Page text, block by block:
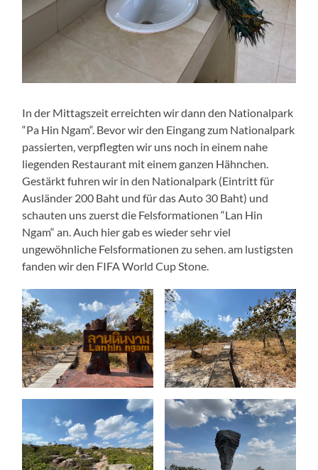
In der Mittagszeit erreichten wir dann den Nationalpark
“Pa Hin Ngam“. Bevor wir den Eingang zum Nationalpark
passierten, verpflegten wir uns noch in einem nahe
liegenden Restaurant mit einem ganzen Hähnchen.
Gestärkt fuhren wir in den Nationalpark (Eintritt für
Ausländer 200 Baht und für das Auto 30 Baht) und
schauten uns zuerst die Felsformationen “Lan Hin
Ngam“ an. Auch hier gab es wieder sehr viel
ungewöhnliche Felsformationen zu sehen. am lustigsten
fanden wir den FIFA World Cup Stone.